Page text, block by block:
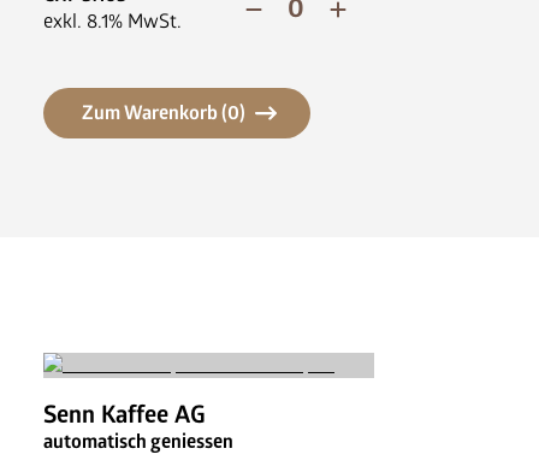
exkl. 8.1% MwSt.
Zum Warenkorb (0)
Senn Kaffee AG
automatisch geniessen